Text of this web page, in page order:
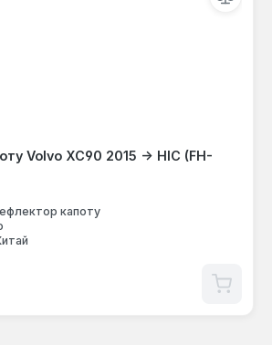
Volvo XC90 2015 -> HIC (FH-
капоту